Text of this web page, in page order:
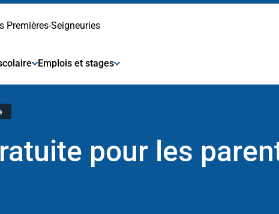
Premières-Seigneuries
Emplois et stages
pour les